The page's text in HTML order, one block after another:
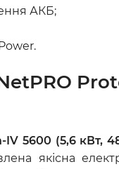
АКБ;
5600 (5,6 кВт,
якісна